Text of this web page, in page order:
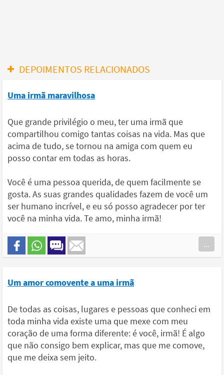
DEPOIMENTOS RELACIONADOS
Uma irmã maravilhosa
Que grande privilégio o meu, ter uma irmã que
compartilhou comigo tantas coisas na vida. Mas que
acima de tudo, se tornou na amiga com quem eu
posso contar em todas as horas.
Você é uma pessoa querida, de quem facilmente se
gosta. As suas grandes qualidades fazem de você um
ser humano incrível, e eu só posso agradecer por ter
você na minha vida. Te amo, minha irmã!
...
Um amor comovente a uma irmã
De todas as coisas, lugares e pessoas que conheci em
toda minha vida existe uma que mexe com meu
coração de uma forma diferente: é você, irmã! É algo
que não consigo bem explicar, mas que me comove,
que me deixa sem jeito.